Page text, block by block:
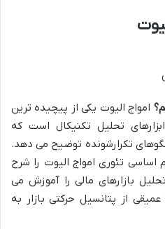
امواج الیوت یکی از پیچیده ترین
تحلیل تکنیکال است که
تکرارشونده توضیح می دهد.
اساسی تئوری امواج الیوت را شرح
بازارهای مالی را آموزش می
از پتانسیل حرکتی بازار به